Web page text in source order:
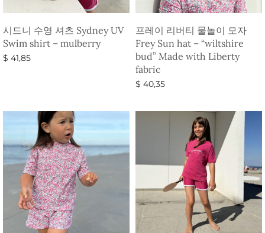
시드니 수영 셔츠 Sydney UV
Swim shirt – mulberry
$ 41,85
프레이 리버티 물놀이 모자
Frey Sun hat – “wiltshire
bud” Made with Liberty
fabric
$ 40,35